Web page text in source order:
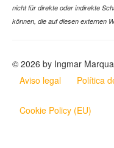
nicht für direkte oder indirekte
können, die auf diesen externen
© 2026 by Ingmar
Aviso legal
Política
Cookie Policy (EU)